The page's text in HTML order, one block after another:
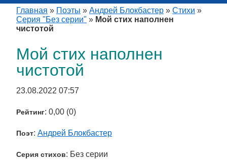
Главная » Поэты » Андрей Блокбастер » Стихи »
Серия "Без серии" » Мой стих наполнен
чистотой
Мой стих наполнен
чистотой
23.08.2022 07:57
Рейтинг: 0,00 (0)
Поэт: Андрей Блокбастер
Серия стихов: Без серии